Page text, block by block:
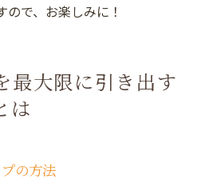
で、お楽しみに！
最大限に引き出す
は
の方法